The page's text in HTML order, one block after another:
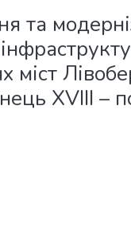
та
міст
XVIII –